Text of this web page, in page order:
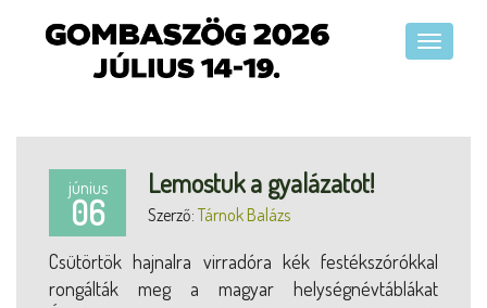
június
06
Lemostuk a gyalázatot!
Szerző:Tárnok Balázs
Csütörtök hajnalra virradóra kék festékszórókkal
rongálták meg a magyar helységnévtáblákat